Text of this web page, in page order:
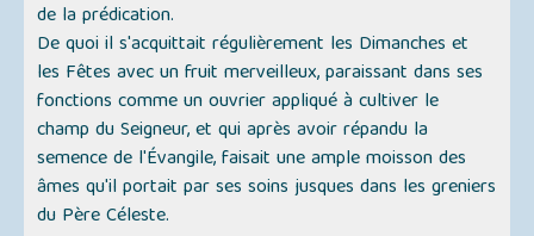
de la prédication.
De quoi il s'acquittait régulièrement les Dimanches et
les Fêtes avec un fruit merveilleux, paraissant dans ses
fonctions comme un ouvrier appliqué à cultiver le
champ du Seigneur, et qui après avoir répandu la
semence de l'Évangile, faisait une ample moisson des
âmes qu'il portait par ses soins jusques dans les greniers
du Père Céleste.